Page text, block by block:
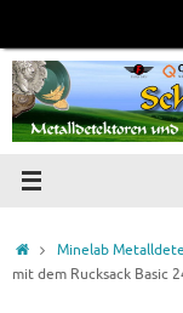
springen
Startseite
Minelab
mit dem Rucksack Basic